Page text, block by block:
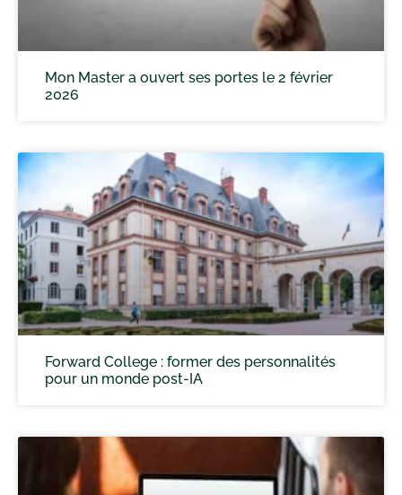
Mon Master a ouvert ses portes le 2 février
2026
Forward College : former des personnalités
pour un monde post-IA